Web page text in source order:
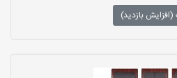
بازدید)